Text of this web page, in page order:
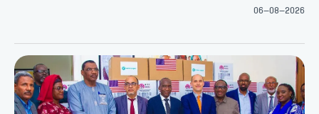
06-08-2026